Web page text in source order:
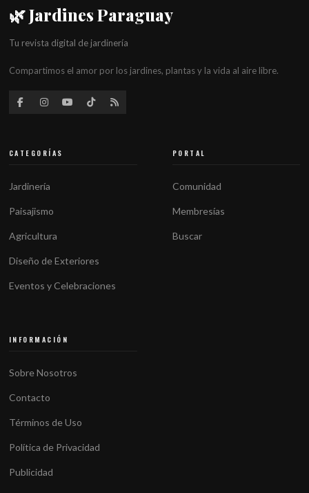
🌿 Jardines Paraguay
Tu revista digital de jardinería
Compartimos el amor por los jardines, plantas y la vida al aire libre.
CATEGORÍAS
Jardinería
Paisajismo
Agricultura
Diseño de Exteriores
Eventos y Celebraciones
PORTAL
Comunidad
Membresías
Buscar
INFORMACIÓN
Sobre Nosotros
Contacto
Términos de Uso
Política de Privacidad
Publicidad